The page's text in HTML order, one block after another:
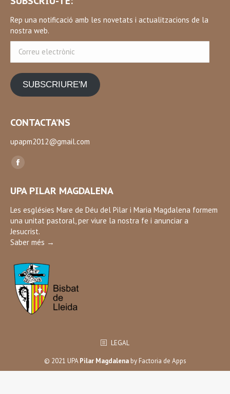
Rep una notificació amb les novetats i actualitzacions de la
nostra web.
electrònic
SUBSCRIURE'M
CONTACTA’NS
upapm2012@gmail.com
Find us on:
Facebook
opens
in
new
window
UPA PILAR MAGDALENA
Les esglésies Mare de Déu del Pilar i Maria Magdalena formem
una unitat pastoral, per viure la nostra fe i anunciar a
Jesucrist.
Saber més →
LEGAL
© 2021 UPAPilar Magdalenaby Factoria de Apps